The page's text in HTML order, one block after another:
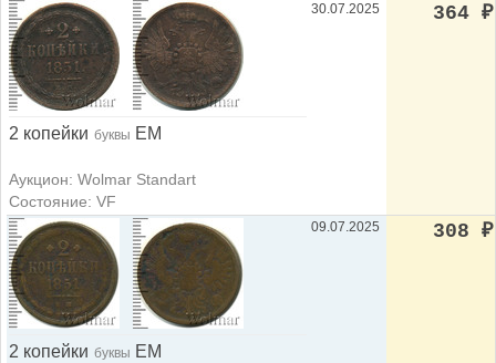
2 копейки буквы ЕМ
Аукцион: Wolmar Standart
Состояние: VF
30.07.2025 364 ₽
2 копейки буквы ЕМ
09.07.2025 308 ₽